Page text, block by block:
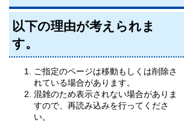
以下の理由が考えられま
す。
ご指定のページは移動もしくは削除さ
れている場合があります。
混雑のため表示されない場合がありま
すので、再読み込みを行ってくださ
い。